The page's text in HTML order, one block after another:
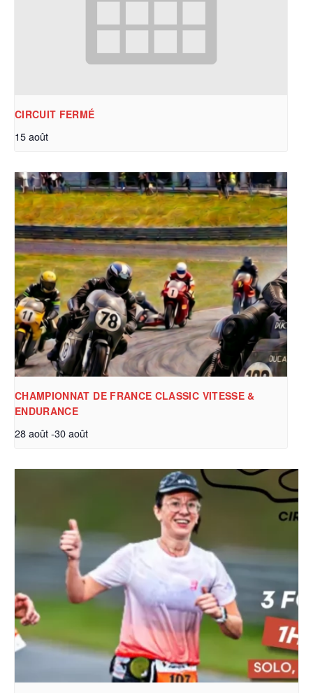
CIRCUIT FERMÉ
15 août
CHAMPIONNAT DE FRANCE CLASSIC VITESSE &
ENDURANCE
28 août-30 août